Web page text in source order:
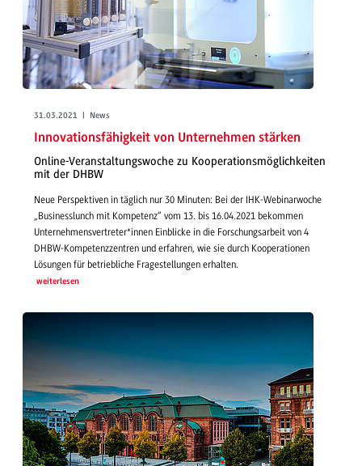
31.03.2021 | News
Innovationsfähigkeit von Unternehmen stärken
Online-Veranstaltungswoche zu Kooperationsmöglichkeiten
mit der DHBW
Neue Perspektiven in täglich nur 30 Minuten: Bei der IHK-Webinarwoche
„Businesslunch mit Kompetenz“ vom 13. bis 16.04.2021 bekommen
Unternehmensvertreter*innen Einblicke in die Forschungsarbeit von 4
DHBW-Kompetenzzentren und erfahren, wie sie durch Kooperationen
Lösungen für betriebliche Fragestellungen erhalten.
weiterlesen